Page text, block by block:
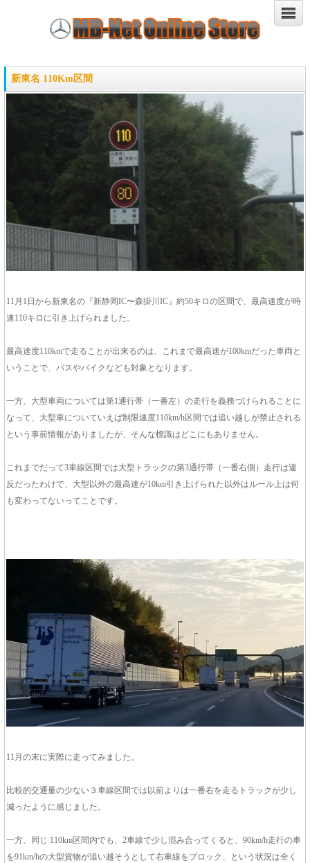
新東名 110Km区間
11月1日から新東名の『新静岡IC〜森掛川IC』約50キロの区間で、最高速度が時
速110キロに引き上げられました。
最高速度110kmで走ることが出来るのは、これまで最高速が100kmだった車両と
いうことで、バスやバイクなども対象となります。
一方、大型車両については第1通行帯（一番左）の走行を義務づけられることに
なって、大型車についていえば制限速度110km/h区間では追い越しが禁止される
という事前情報がありましたが、そんな標識はどこにもありません。
これまでだって3車線区間では大型トラックの第3通行帯（一番右側）走行は違
反だったわけで、大型以外の最高速が10km引き上げられた以外はルール上は何
も変わってないってことです。
11月の末に実際に走ってみました。
比較的交通量の少ない３車線区間では以前よりは一番右を走るトラックが少し
減ったように感じました。
一方、同じ 110km区間内でも、2車線で少し混み合ってくると、90km/h走行の車
を91km/hの大型貨物が追い越そうとして右車線をブロック、という状況は全く